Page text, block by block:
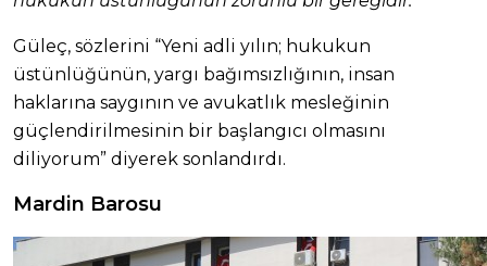
Güleç, sözlerini “Yeni adli yılın; hukukun
üstünlüğünün, yargı bağımsızlığının, insan
haklarına saygının ve avukatlık mesleğinin
güçlendirilmesinin bir başlangıcı olmasını
diliyorum” diyerek sonlandırdı.
Mardin Barosu